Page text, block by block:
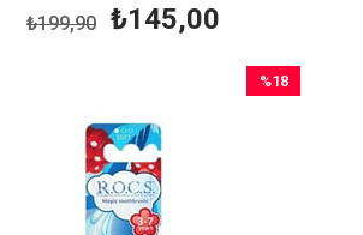
₺145,00
₺199,90
%18